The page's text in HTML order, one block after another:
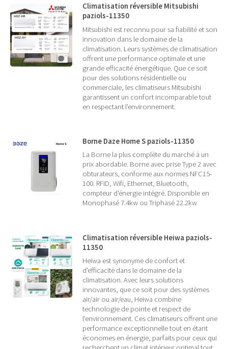
Climatisation réversible Mitsubishi
paziols-11350
Mitsubishi est reconnu pour sa fiabilité et son
innovation dans le domaine de la
climatisation. Leurs systèmes de climatisation
offrent une performance optimale et une
grande efficacité énergétique. Que ce soit
pour des solutions résidentielle ou
commerciale, les climatiseurs Mitsubishi
garantissent un confort incomparable tout
en respectant l'environnement.
Borne Daze Home S paziols-11350
La Borne la plus complète du marché à un
prix abordable. Borne avec prise Type 2 avec
obturateurs, conforme aux normes NFC15-
100. RFID, Wifi, Ethernet, Bluetooth,
compteur d'énergie intégré. Disponible en
Monophasé 7.4kw ou Triphasé 22.2kw
Climatisation réversible Heiwa paziols-
11350
Heiwa est synonyme de confort et
d'efficacité dans le domaine de la
climatisation. Avec leurs solutions
innovantes, que ce soit pour des systèmes
air/air ou air/eau, Heiwa combine
technologie de pointe et respect de
l'environnement. Ces climatiseurs offrent une
performance exceptionnelle tout en étant
économes en énergie, parfaits pour ceux qui